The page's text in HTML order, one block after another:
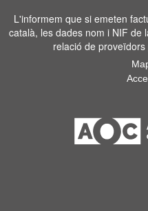
L'informem que si emeten
català, les dades nom i NIF de
relació de